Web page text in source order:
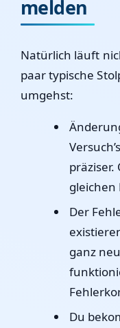
melden
Natürlich läuft
paar typische
umgehst:
gleichen
Der
ganz
Du